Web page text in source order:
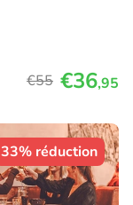
€55 €36,95
33% réduction